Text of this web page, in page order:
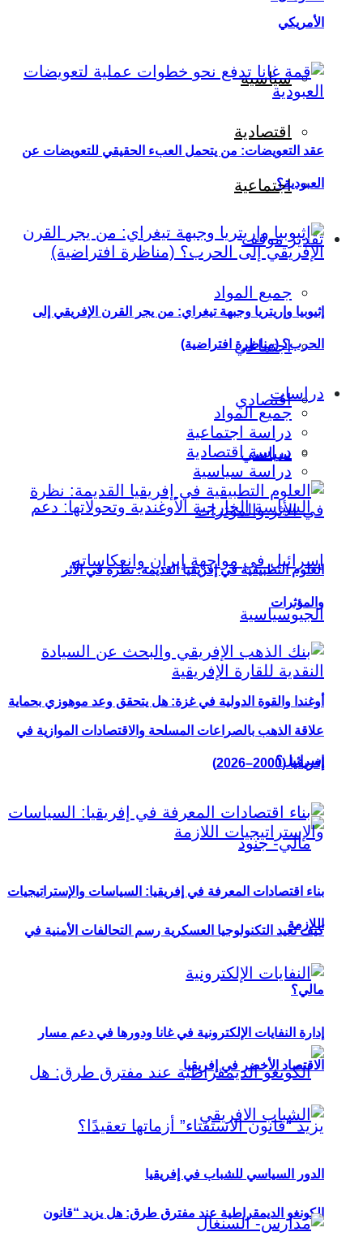
سياسية
اقتصادية
اجتماعية
تقدير موقف
جميع المواد
اجتماعي
اقتصادي
سياسي
أوغندا والقوة الدولية في غزة: هل يتحقق وعد موهوزي بحماية
إسرائيل؟
كيف تعيد التكنولوجيا العسكرية رسم التحالفات الأمنية في
مالي؟
الكونغو الديمقراطية عند مفترق طرق: هل يزيد “قانون
الأمريكي
عقد التعويضات: من يتحمل العبء الحقيقي للتعويضات عن
العبودية؟
إثيوبيا وإريتريا وجبهة تيغراي: من يجر القرن الإفريقي إلى
الحرب؟ (مناظرة افتراضية)
دراسات
جميع المواد
دراسة اجتماعية
دراسة اقتصادية
دراسة سياسية
العلوم التطبيقية في إفريقيا القديمة: نظرة في الأثر
والمؤثرات
علاقة الذهب بالصراعات المسلحة والاقتصادات الموازية في
إفريقيا (2000–2026)
بناء اقتصادات المعرفة في إفريقيا: السياسات والإستراتيجيات
اللازمة
إدارة النفايات الإلكترونية في غانا ودورها في دعم مسار
الاقتصاد الأخضر في إفريقيا
الدور السياسي للشباب في إفريقيا